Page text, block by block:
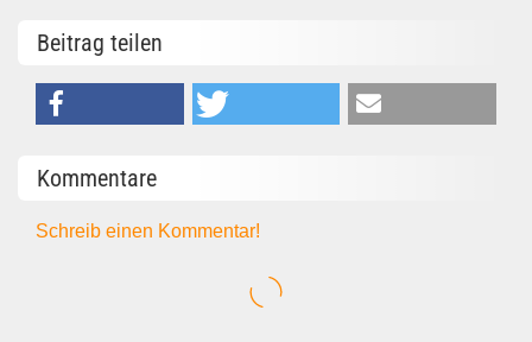
Beitrag teilen
Kommentare
Schreib einen Kommentar!